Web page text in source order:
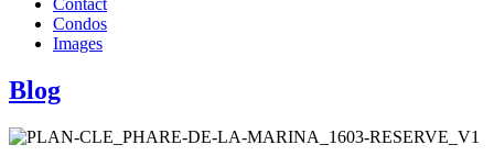
Contact
Condos
Images
Blog